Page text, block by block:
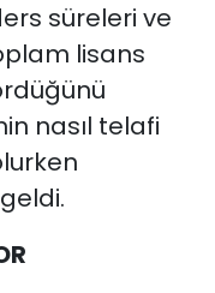
süreleri ve
lisans
nasıl telafi